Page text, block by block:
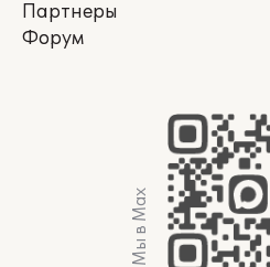
Партнеры
Форум
Мы в Max